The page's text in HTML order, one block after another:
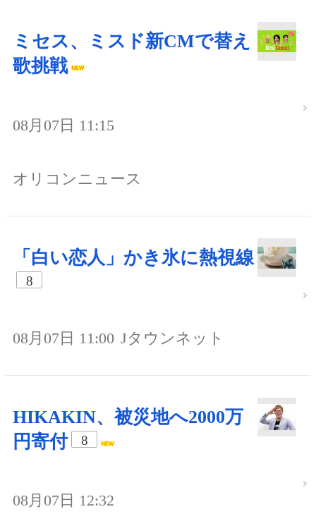
ミセス、ミスド新CMで替え
歌挑戦
08月07日 11:15
オリコンニュース
「白い恋人」かき氷に熱視線
8
08月07日 11:00 Jタウンネット
HIKAKIN、被災地へ2000万
円寄付
8
08月07日 12:32